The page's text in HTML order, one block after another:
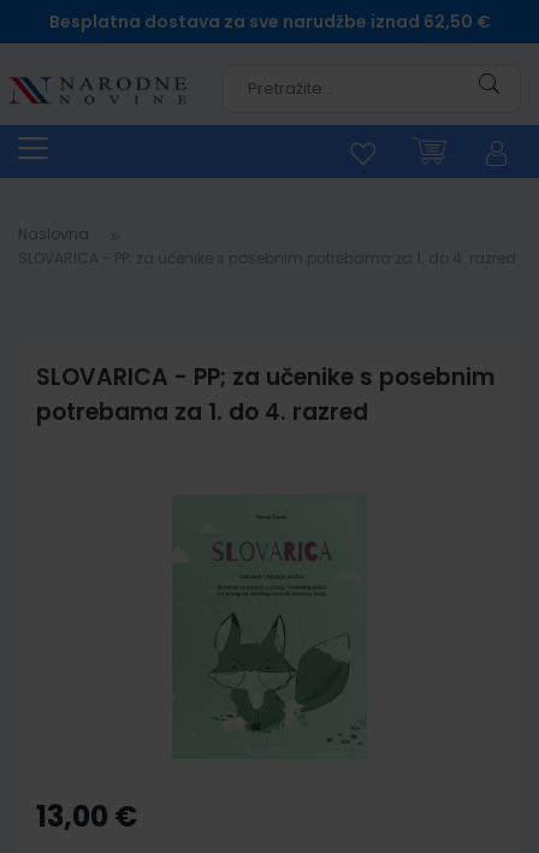
Besplatna dostava za sve narudžbe iznad 62,50 €
Naslovna
SLOVARICA - PP; za učenike s posebnim
potrebama za 1. do 4. razred
the
beginning
13,00 €